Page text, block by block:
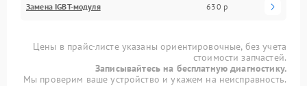
Замена IGBT-модуля 630 р
Цены в прайс-листе указаны ориентировочные, без учета
стоимости запчастей.
Записывайтесь на бесплатную диагностику.
Мы проверим ваше устройство и укажем на неисправность.